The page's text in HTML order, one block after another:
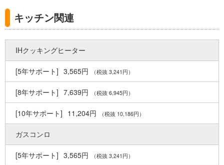
キッチン関連
IHクッキングヒーター
3,565円 （税抜 3,241円）
7,639円 （税抜 6,945円）
11,204円 （税抜 10,186円）
ガスコンロ
3,565円 （税抜 3,241円）